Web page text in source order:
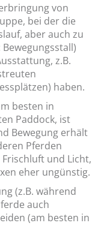
von
bei der die
aber auch zu
z.B.
haben.
besten in
Paddock, ist
Bewegung erhält
Pferden
und Licht,
eher ungünstig.
(z.B. während
auch
(am besten in